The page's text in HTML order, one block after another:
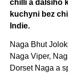
chilli a dalšího
kuchyni bez
Indie.
Naga Bhut
Naga Viper,
Dorset Naga a